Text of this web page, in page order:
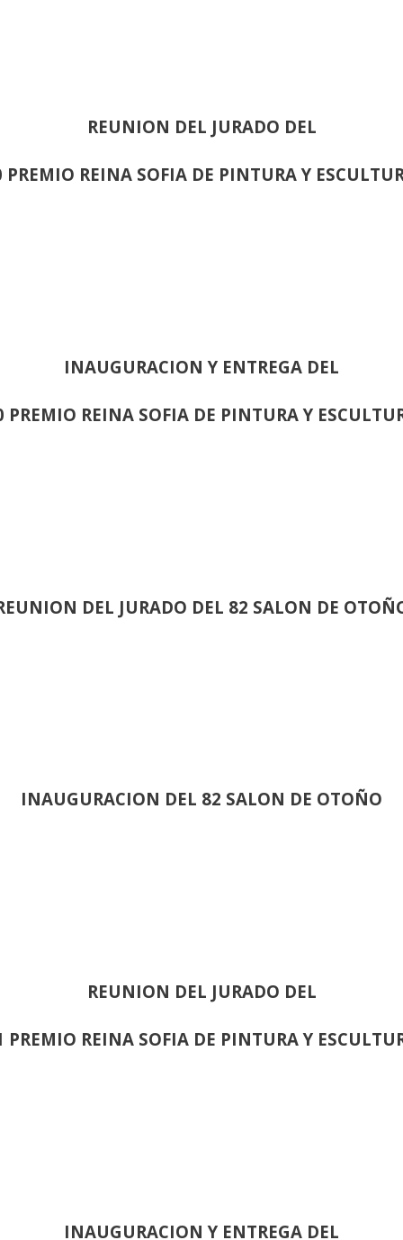
REUNION DEL JURADO DEL
PREMIO REINA SOFIA DE PINTURA Y
INAUGURACION Y ENTREGA DEL
PREMIO REINA SOFIA DE PINTURA Y
DEL JURADO DEL 82 SALON DE
INAUGURACION DEL 82 SALON DE OTOÑO
REUNION DEL JURADO DEL
PREMIO REINA SOFIA DE PINTURA Y
INAUGURACION Y ENTREGA DEL